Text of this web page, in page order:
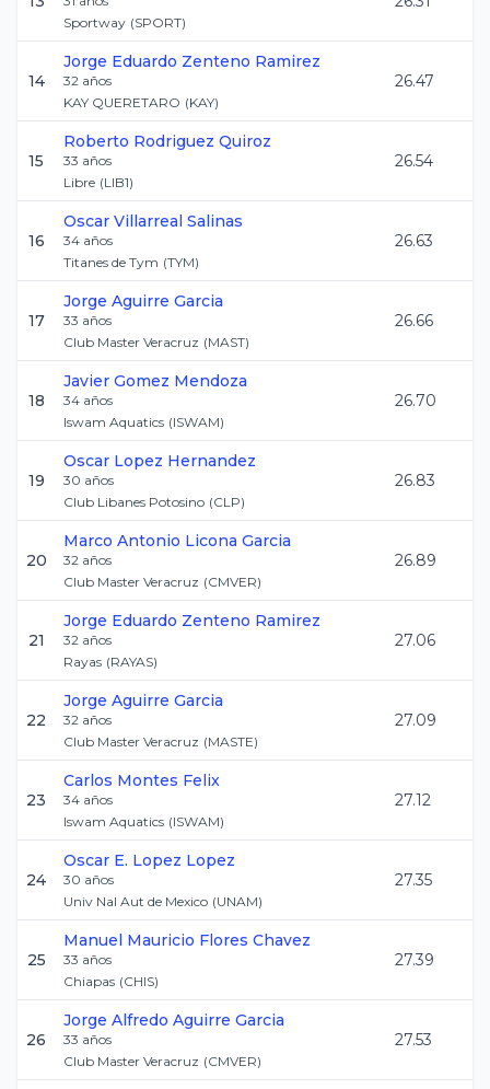
Sportway (SPORT)
14
Jorge Eduardo Zenteno Ramirez
32 años
KAY QUERETARO (KAY)
26.47
15
Roberto Rodriguez Quiroz
33 años
Libre (LIB1)
26.54
16
Oscar Villarreal Salinas
34 años
Titanes de Tym (TYM)
26.63
17
Jorge Aguirre Garcia
33 años
Club Master Veracruz (MAST)
26.66
18
Javier Gomez Mendoza
34 años
Iswam Aquatics (ISWAM)
26.70
19
Oscar Lopez Hernandez
30 años
Club Libanes Potosino (CLP)
26.83
20
Marco Antonio Licona Garcia
32 años
Club Master Veracruz (CMVER)
26.89
21
Jorge Eduardo Zenteno Ramirez
32 años
Rayas (RAYAS)
27.06
22
Jorge Aguirre Garcia
32 años
Club Master Veracruz (MASTE)
27.09
23
Carlos Montes Felix
34 años
Iswam Aquatics (ISWAM)
27.12
24
Oscar E. Lopez Lopez
30 años
Univ Nal Aut de Mexico (UNAM)
27.35
25
Manuel Mauricio Flores Chavez
33 años
Chiapas (CHIS)
27.39
26
Jorge Alfredo Aguirre Garcia
33 años
Club Master Veracruz (CMVER)
27.53